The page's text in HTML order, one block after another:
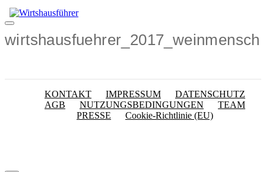
Zum
Inhalt
Menü
wirtshausfuehrer_2017_weinmensch
KONTAKT IMPRESSUM
DATENSCHUTZ
AGB
NUTZUNGSBEDINGUNGEN
TEAM
PRESSE
Cookie-Richtlinie (EU)